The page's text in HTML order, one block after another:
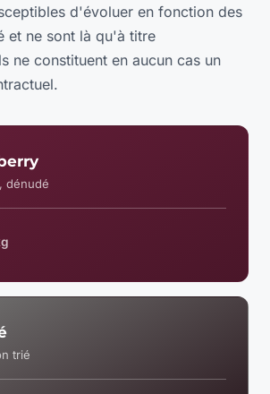
d'évoluer en fonction des
et ne sont là qu'à titre
ne constituent en aucun cas un
dénudé
trié